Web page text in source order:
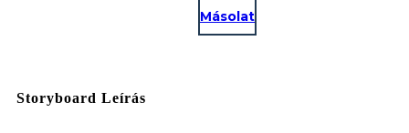
Másolat
Storyboard Leírás